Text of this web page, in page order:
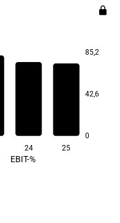
85,2
42,6
0
24 25
EBIT-%